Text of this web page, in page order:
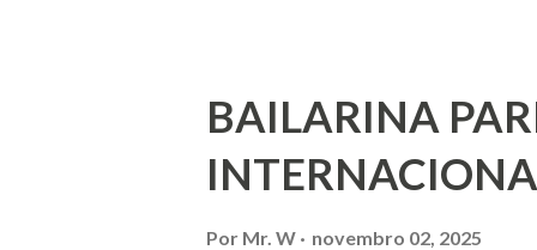
processo de decisão
liberdade de opinião e de
associação, e de participar
BAILARINA
Por Mr. W novembro 02, 2025